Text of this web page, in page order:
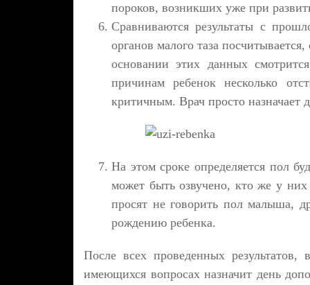
пороков, возникших уже при
Сравниваются результаты с
органов малого таза
основании этих данных
причинам ребенок несколько
критичным. Врач просто
На этом сроке определяется пол
может быть озвучено, кто же у них
просят не говорить пол малыша,
рождению ребенка.
После всех проведенных
имеющихся вопросах назначит день